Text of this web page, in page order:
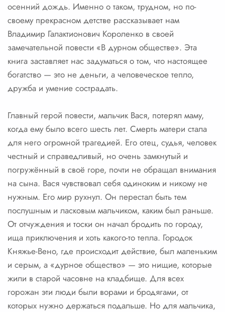
осенний дождь. Именно о таком, трудном, но по-
своему прекрасном детстве рассказывает нам
Владимир Галактионович Короленко в своей
замечательной повести «В дурном обществе». Эта
книга заставляет нас задуматься о том, что настоящее
богатство — это не деньги, а человеческое тепло,
дружба и умение сострадать.
Главный герой повести, мальчик Вася, потерял маму,
когда ему было всего шесть лет. Смерть матери стала
для него огромной трагедией. Его отец, судья, человек
честный и справедливый, но очень замкнутый и
погружённый в своё горе, почти не обращал внимания
на сына. Вася чувствовал себя одиноким и никому не
нужным. Его мир рухнул. Он перестал быть тем
послушным и ласковым мальчиком, каким был раньше.
От отчуждения и тоски он начал бродить по городу,
ища приключения и хоть какого-то тепла. Городок
Княжье-Вено, где происходит действие, был маленьким
и серым, а «дурное общество» — это нищие, которые
жили в старой часовне на кладбище. Для всех
горожан эти люди были ворами и бродягами, от
которых нужно держаться подальше. Но для мальчика,